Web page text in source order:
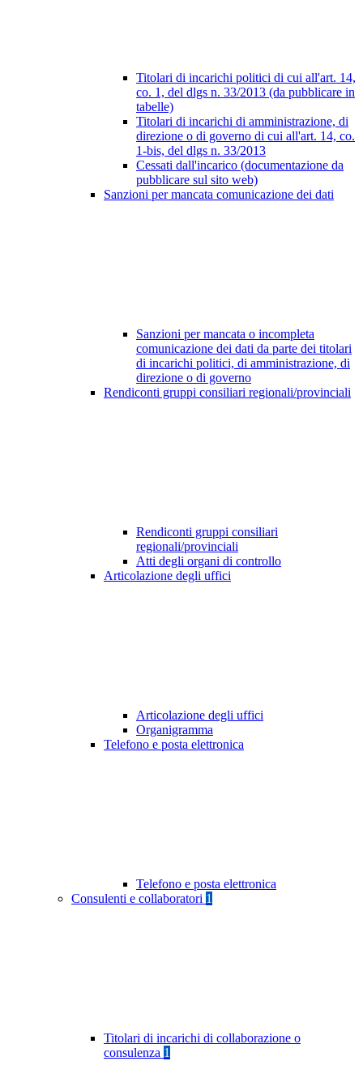
Titolari di incarichi politici di cui all'art. 14,
co. 1, del dlgs n. 33/2013 (da pubblicare in
tabelle)
Titolari di incarichi di amministrazione, di
direzione o di governo di cui all'art. 14, co.
1-bis, del dlgs n. 33/2013
Cessati dall'incarico (documentazione da
pubblicare sul sito web)
Sanzioni per mancata comunicazione dei dati
Sanzioni per mancata o incompleta
comunicazione dei dati da parte dei titolari
di incarichi politici, di amministrazione, di
direzione o di governo
Rendiconti gruppi consiliari regionali/provinciali
Rendiconti gruppi consiliari
regionali/provinciali
Atti degli organi di controllo
Articolazione degli uffici
Articolazione degli uffici
Organigramma
Telefono e posta elettronica
Telefono e posta elettronica
Consulenti e collaboratori 1
Titolari di incarichi di collaborazione o
consulenza 1